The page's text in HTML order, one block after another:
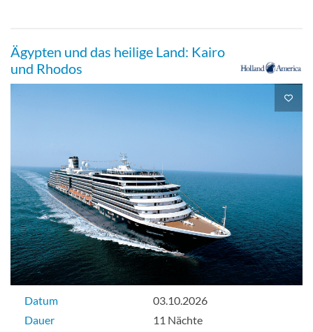
Ägypten und das heilige Land: Kairo
und Rhodos
Datum
03.10.2026
Dauer
11 Nächte